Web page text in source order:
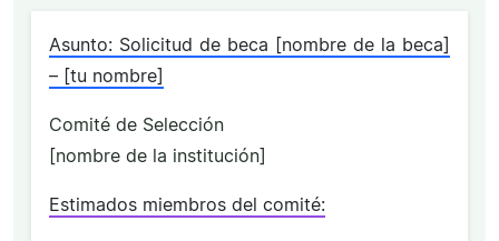
Asunto: Solicitud de beca [nombre de la beca]
– [tu nombre]
Comité de Selección
[nombre de la institución]
Estimados miembros del comité: